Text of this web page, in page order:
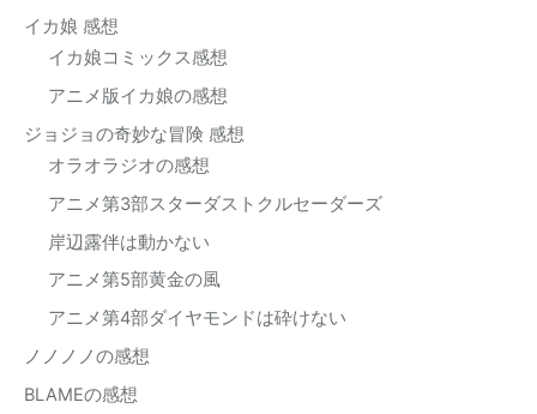
イカ娘 感想
イカ娘コミックス感想
アニメ版イカ娘の感想
ジョジョの奇妙な冒険 感想
オラオラジオの感想
アニメ第3部スターダストクルセーダーズ
岸辺露伴は動かない
アニメ第5部黄金の風
アニメ第4部ダイヤモンドは砕けない
ノノノノの感想
BLAMEの感想